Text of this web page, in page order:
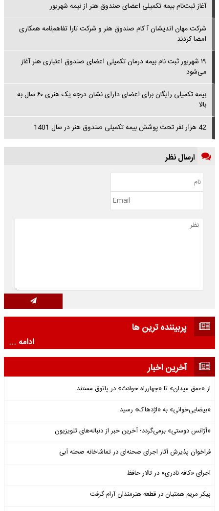
آغاز ثبت‌نام بیمه تکمیلی اعضای صندوق هنر از نیمه شهریور
شرکت مهان اندیشان آ کام صندوق هنر و شرکت تارا تفاهم‌نامه همکاری
امضا کردند
۱۹ شهریور ثبت نام بیمه درمان تکمیلی اعضای صندوق اعتباری هنر آغاز
می‌شود
بیمه تکمیلی رایگان برای اعضای دارای نشان درجه یک هنری ۶۰ سال به
بالا
42 هزار نفر تحت پوشش بیمه تکمیلی صندوق هنر در سال 1401
ارسال نظر
پربیننده ترین ها
ادامه ...
آخرین اخبار
از «عمق میدان» تا «چهارراه حوادث» در پاتوق مستند
«بیضایی‌خوانی» به «اژدهاک» رسید
«آژانس دوستی» برمی‌گردد؛ آخرین خبر از دنباله‌های تلویزیون
فراخوان پذیرش آثار اجرای صحنه‌ای در تماشاخانه صحنه آبی
اجرای «کافه نادری» در تالار حافظ
پیکر مریم همتیان در قطعه هنرمندان آرام گرفت